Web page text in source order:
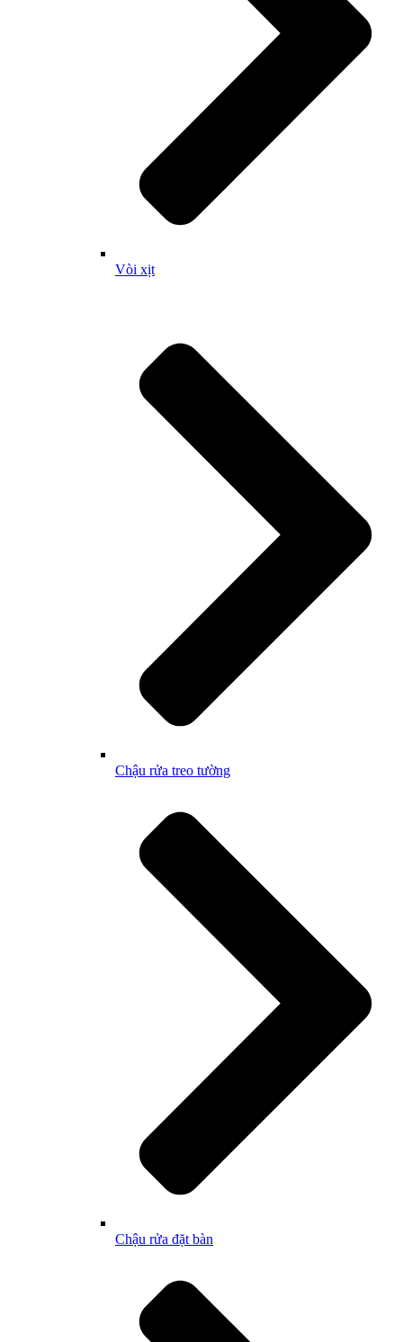
Vòi xịt
Chậu rửa treo tường
Chậu rửa đặt bàn